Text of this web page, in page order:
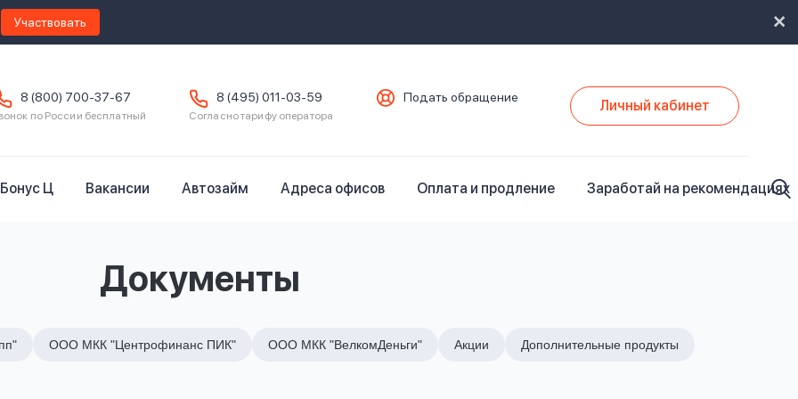
Участвовать
8 (800) 700-37-67
по России бесплатный
8 (495) 011-03-59
Согласно тарифу оператора
Подать обращение Личный кабинет
Бонус Ц Вакансии Автозайм Адреса офисов Оплата и продление Заработай на рекомендациях
Документы
ООО МКК "Центрофинанс ПИК" ООО МКК "ВелкомДеньги" Акции Дополнительные продукты